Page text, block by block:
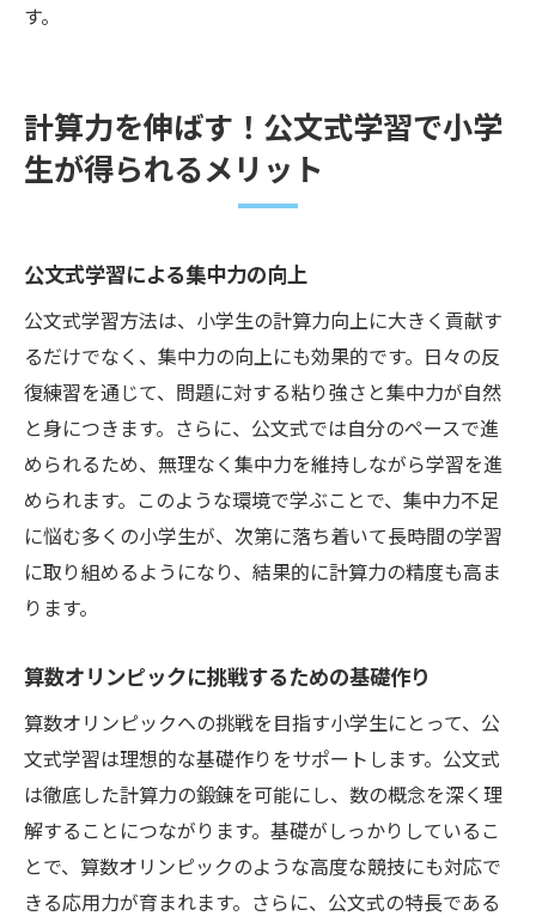
す。
計算力を伸ばす！公文式学習で小学
生が得られるメリット
公文式学習による集中力の向上
公文式学習方法は、小学生の計算力向上に大きく貢献す
るだけでなく、集中力の向上にも効果的です。日々の反
復練習を通じて、問題に対する粘り強さと集中力が自然
と身につきます。さらに、公文式では自分のペースで進
められるため、無理なく集中力を維持しながら学習を進
められます。このような環境で学ぶことで、集中力不足
に悩む多くの小学生が、次第に落ち着いて長時間の学習
に取り組めるようになり、結果的に計算力の精度も高ま
ります。
算数オリンピックに挑戦するための基礎作り
算数オリンピックへの挑戦を目指す小学生にとって、公
文式学習は理想的な基礎作りをサポートします。公文式
は徹底した計算力の鍛錬を可能にし、数の概念を深く理
解することにつながります。基礎がしっかりしているこ
とで、算数オリンピックのような高度な競技にも対応で
きる応用力が育まれます。さらに、公文式の特長である